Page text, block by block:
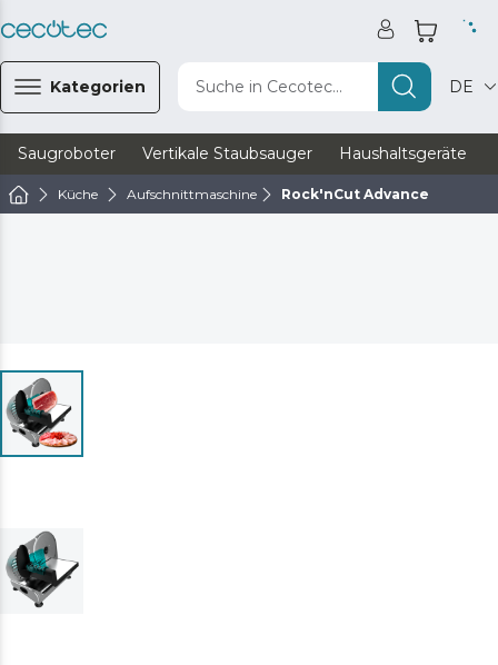
Kategorien Suche in Cecotec... DE
Saugroboter Vertikale Staubsauger Haushaltsgeräte
Küche Aufschnittmaschine Rock'nCut Advance